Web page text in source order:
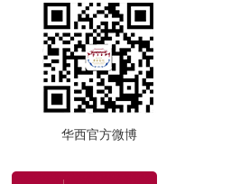
华西官方微博